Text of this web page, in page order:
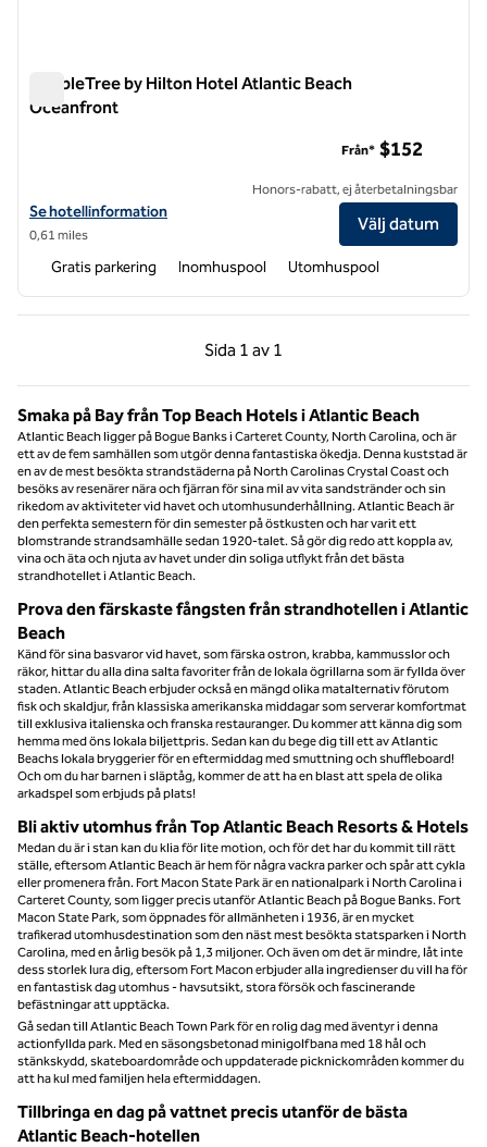
DoubleTree by Hilton Hotel Atlantic Beach
Oceanfront
Visa hotelluppgifter för DoubleTree by Hilton Hotel Atlantic Beach
Se hotellinformation
0,61 miles
Från* $152
Honors-rabatt, ej återbetalningsbar
Välj datum
Gratis parkering Inomhuspool Utomhuspool
Sida 1 av 1
Föregående sida, 1 av 1
Sida 1 av 1
Smaka på Bay från Top Beach Hotels i Atlantic Beach
Atlantic Beach ligger på Bogue Banks i Carteret County, North Carolina, och är
ett av de fem samhällen som utgör denna fantastiska ökedja. Denna kuststad är
en av de mest besökta strandstäderna på North Carolinas Crystal Coast och
besöks av resenärer nära och fjärran för sina mil av vita sandstränder och sin
rikedom av aktiviteter vid havet och utomhusunderhållning. Atlantic Beach är
den perfekta semestern för din semester på östkusten och har varit ett
blomstrande strandsamhälle sedan 1920-talet. Så gör dig redo att koppla av,
vina och äta och njuta av havet under din soliga utflykt från det bästa
strandhotellet i Atlantic Beach.
Prova den färskaste fångsten från strandhotellen i Atlantic
Beach
Känd för sina basvaror vid havet, som färska ostron, krabba, kammusslor och
räkor, hittar du alla dina salta favoriter från de lokala ögrillarna som är fyllda över
staden. Atlantic Beach erbjuder också en mängd olika matalternativ förutom
fisk och skaldjur, från klassiska amerikanska middagar som serverar komfortmat
till exklusiva italienska och franska restauranger. Du kommer att känna dig som
hemma med öns lokala biljettpris. Sedan kan du bege dig till ett av Atlantic
Beachs lokala bryggerier för en eftermiddag med smuttning och shuffleboard!
Och om du har barnen i släptåg, kommer de att ha en blast att spela de olika
arkadspel som erbjuds på plats!
Bli aktiv utomhus från Top Atlantic Beach Resorts & Hotels
Medan du är i stan kan du klia för lite motion, och för det har du kommit till rätt
ställe, eftersom Atlantic Beach är hem för några vackra parker och spår att cykla
eller promenera från. Fort Macon State Park är en nationalpark i North Carolina i
Carteret County, som ligger precis utanför Atlantic Beach på Bogue Banks. Fort
Macon State Park, som öppnades för allmänheten i 1936, är en mycket
trafikerad utomhusdestination som den näst mest besökta statsparken i North
Carolina, med en årlig besök på 1,3 miljoner. Och även om det är mindre, låt inte
dess storlek lura dig, eftersom Fort Macon erbjuder alla ingredienser du vill ha för
en fantastisk dag utomhus - havsutsikt, stora försök och fascinerande
befästningar att upptäcka.
Gå sedan till Atlantic Beach Town Park för en rolig dag med äventyr i denna
actionfyllda park. Med en säsongsbetonad minigolfbana med 18 hål och
stänkskydd, skateboardområde och uppdaterade picknickområden kommer du
att ha kul med familjen hela eftermiddagen.
Tillbringa en dag på vattnet precis utanför de bästa
Atlantic Beach-hotellen